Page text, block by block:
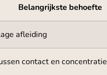
Belangrijkste behoefte
afleiding
contact en concentratie